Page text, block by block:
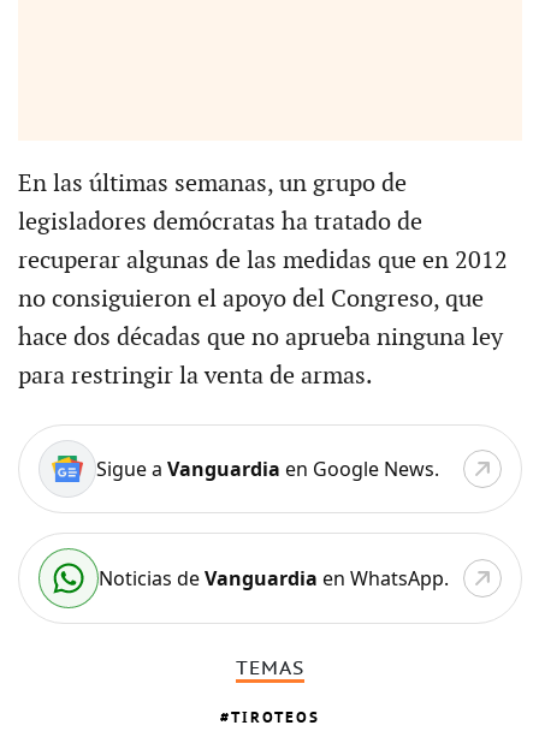
En las últimas semanas, un grupo de
legisladores demócratas ha tratado de
recuperar algunas de las medidas que en 2012
no consiguieron el apoyo del Congreso, que
hace dos décadas que no aprueba ninguna ley
para restringir la venta de armas.
Sigue a Vanguardia en Google News.
Noticias deVanguardia en WhatsApp.
TEMAS
TIROTEOS